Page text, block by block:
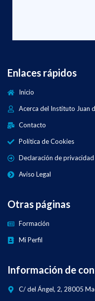
Enlaces rápidos
Inicio
Acerca del Instituto Juan
Contacto
Política de Cookies
Declaración de privacidad
Aviso Legal
Otras páginas
Formación
Mi Perfil
Información de
C/ del Ángel, 2, 28005